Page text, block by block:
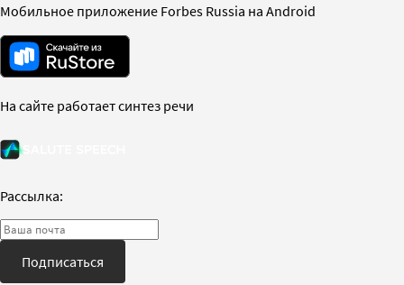
Мобильное приложение Forbes Russia на Android
На сайте работает синтез речи
Рассылка:
Подписаться